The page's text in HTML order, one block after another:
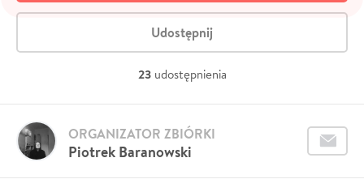
Udostępnij
23 udostępnienia
Piotrek Baranowski
ORGANIZATOR ZBIÓRKI